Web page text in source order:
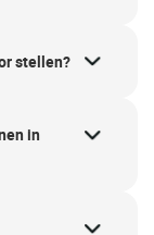
stellen?
in